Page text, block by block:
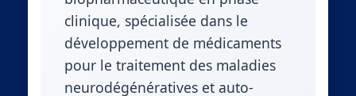
clinique, spécialisée dans le
développement de médicaments
pour le traitement des maladies
neurodégénératives et auto-